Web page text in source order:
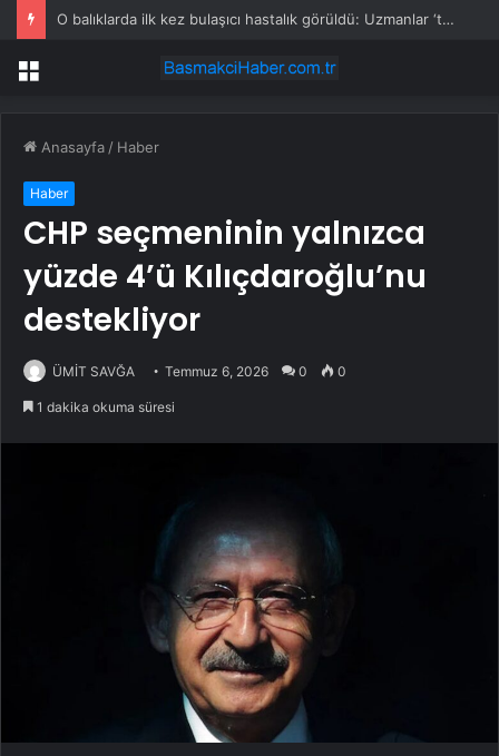
O balıklarda ilk kez bulaşıcı hastalık görüldü: Uzmanlar ‘tüketmeyin’ çağrısı yaptı
Menü
Anasayfa / Haber
Haber
CHP seçmeninin yalnızca
yüzde 4’ü Kılıçdaroğlu’nu
destekliyor
ÜMİT SAVĞA Temmuz 6, 2026 0 0
1 dakika okuma süresi